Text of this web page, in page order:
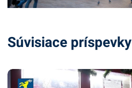
Súvisiace príspevky